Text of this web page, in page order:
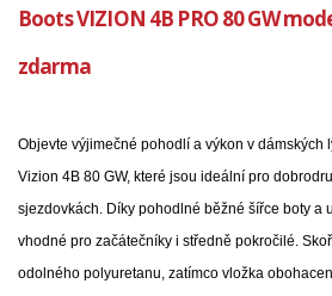
Boots VIZION 4B PRO 80 GW
zdarma
Objevte výjimečné pohodlí a výkon v dámských
Vizion 4B 80 GW, které jsou ideální pro
sjezdovkách. Díky pohodlné běžné šířce boty a
vhodné pro začátečníky i středně pokročilé.
odolného polyuretanu, zatímco vložka